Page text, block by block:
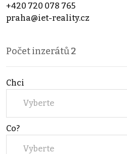
+420 720 078 765
praha@iet-reality.cz
Počet inzerátů2
Chci
Vyberte
Co?
Vyberte